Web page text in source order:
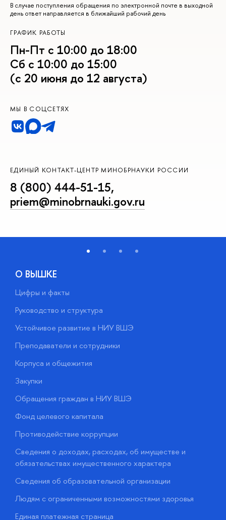
В случае поступления обращения по электронной почте в выходной
день ответ направляется в ближайший рабочий день
ГРАФИК РАБОТЫ
Пн-Пт с 10:00 до 18:00
Сб с 10:00 до 15:00
(с 20 июня до 12 августа)
МЫ В СОЦСЕТЯХ
ЕДИНЫЙ КОНТАКТ-ЦЕНТР МИНОБРНАУКИ РОССИИ
8 (800) 444-51-15,
priem@minobrnauki.gov.ru
О ВЫШКЕ
Цифры и факты
Руководство и структура
Устойчивое развитие в НИУ ВШЭ
Преподаватели и сотрудники
Корпуса и общежития
Закупки
Обращения граждан в НИУ ВШЭ
Фонд целевого капитала
Противодействие коррупции
Сведения о доходах, расходах, об имуществе и
обязательствах имущественного характера
Сведения об образовательной организации
Людям с ограниченными возможностями здоровья
Единая платежная страница